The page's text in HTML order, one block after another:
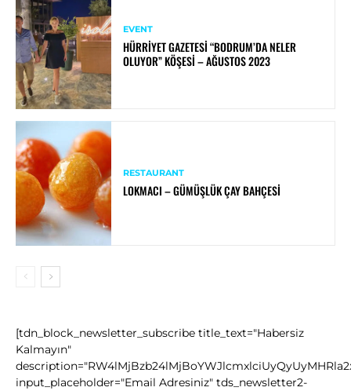
EVENT
HÜRRIYET GAZETESI “BODRUM’DA NELER
OLUYOR” KÖŞESI – AĞUSTOS 2023
RESTAURANT
LOKMACI – GÜMÜŞLÜK ÇAY BAHÇESI
[tdn_block_newsletter_subscribe title_text="Habersiz
Kalmayın"
input_placeholder="Email Adresiniz" tds_newsletter2-